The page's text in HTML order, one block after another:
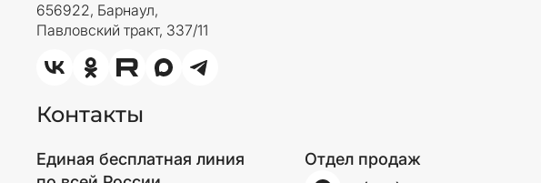
656922, Барнаул,
Павловский тракт, 337/11
Контакты
Единая бесплатная линия
Отдел продаж